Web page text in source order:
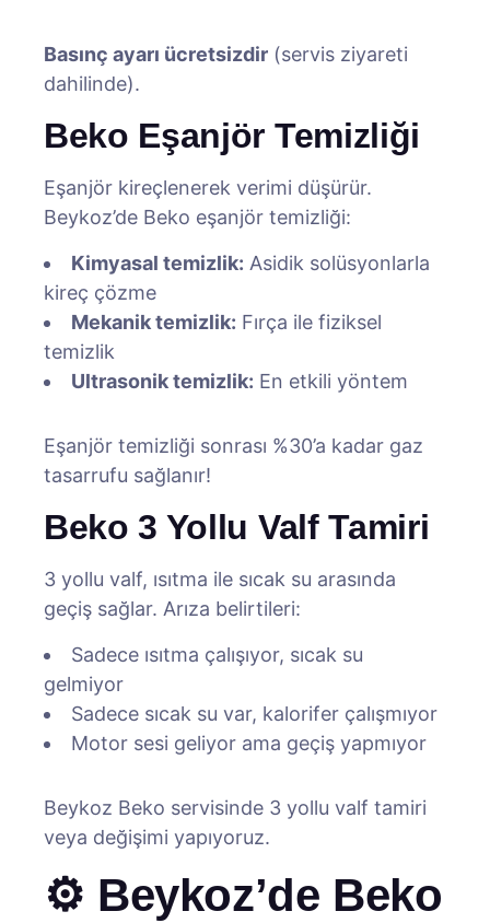
Basınç ayarı ücretsizdir (servis ziyareti
dahilinde).
Beko Eşanjör Temizliği
Eşanjör kireçlenerek verimi düşürür.
Beykoz’de Beko eşanjör temizliği:
Kimyasal temizlik: Asidik solüsyonlarla
kireç çözme
Mekanik temizlik: Fırça ile fiziksel
temizlik
Ultrasonik temizlik: En etkili yöntem
Eşanjör temizliği sonrası %30’a kadar gaz
tasarrufu sağlanır!
Beko 3 Yollu Valf Tamiri
3 yollu valf, ısıtma ile sıcak su arasında
geçiş sağlar. Arıza belirtileri:
Sadece ısıtma çalışıyor, sıcak su
gelmiyor
Sadece sıcak su var, kalorifer çalışmıyor
Motor sesi geliyor ama geçiş yapmıyor
Beykoz Beko servisinde 3 yollu valf tamiri
veya değişimi yapıyoruz.
⚙️ Beykoz’de Beko